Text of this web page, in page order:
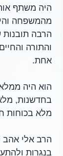
היה משתף
מהמשפחה
הרבה
והתורה
אחת.
הוא היה
בחדשנות,
מלא בכוחות
הרב אלי
בנגרות